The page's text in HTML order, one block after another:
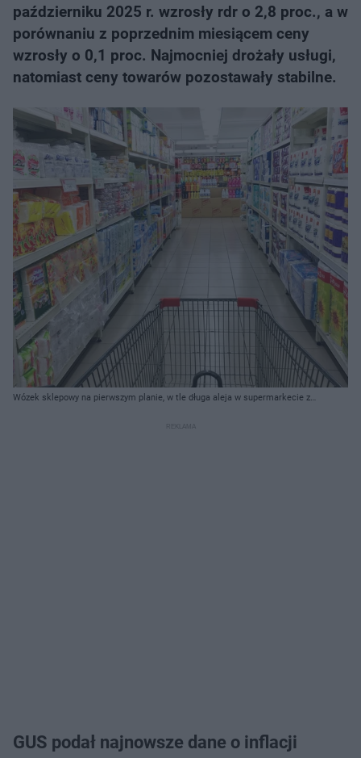
październiku 2025 r. wzrosły rdr o 2,8 proc., a w
porównaniu z poprzednim miesiącem ceny
wzrosły o 0,1 proc. Najmocniej drożały usługi,
natomiast ceny towarów pozostawały stabilne.
Wózek sklepowy na pierwszym planie, w tle długa aleja w supermarkecie z
domowego. Scena symbolizuje hamowanie inflacji i spadające ceny, o czym
GUS podał najnowsze dane o inflacji